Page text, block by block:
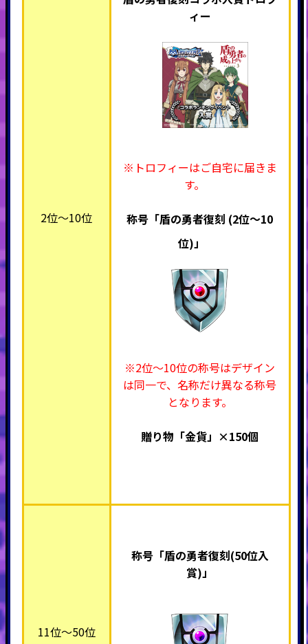
2位～10位
ィー
※トロフィーはご自宅に届きま
す。
称号「盾の勇者復刻 (2位～10
位)」
※2位～10位の称号はデザイン
は同一で、名称だけ異なる称号
となります。
贈り物「金貨」×150個
11位～50位
称号「盾の勇者復刻(50位入
賞)」